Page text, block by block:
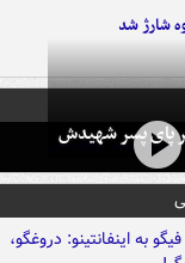
پای پسر شهیدش